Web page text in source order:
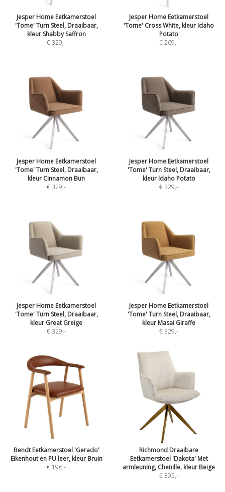
Jesper Home Eetkamerstoel
'Tome' Turn Steel, Draaibaar,
kleur Shabby Saffron
€ 329,-
Jesper Home Eetkamerstoel
'Tome' Cross White, kleur Idaho
Potato
€ 269,-
Jesper Home Eetkamerstoel
'Tome' Turn Steel, Draaibaar,
kleur Cinnamon Bun
€ 329,-
Jesper Home Eetkamerstoel
'Tome' Turn Steel, Draaibaar,
kleur Idaho Potato
€ 329,-
Jesper Home Eetkamerstoel
'Tome' Turn Steel, Draaibaar,
kleur Great Greige
€ 329,-
Jesper Home Eetkamerstoel
'Tome' Turn Steel, Draaibaar,
kleur Masai Giraffe
€ 329,-
Bendt Eetkamerstoel 'Gerado'
Eikenhout en PU leer, kleur Bruin
€ 196,-
Richmond Draaibare
Eetkamerstoel 'Dakota' Met
armleuning, Chenille, kleur Beige
€ 395,-